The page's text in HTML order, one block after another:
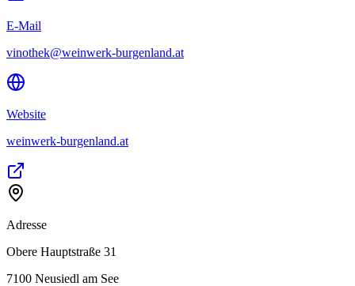
E-Mail
vinothek@weinwerk-burgenland.at
Website
weinwerk-burgenland.at
Adresse
Obere Hauptstraße 31
7100 Neusiedl am See